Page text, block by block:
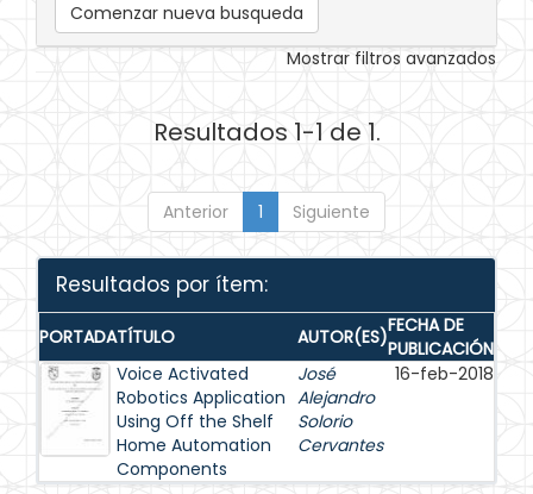
Comenzar nueva busqueda
Mostrar filtros avanzados
Resultados 1-1 de 1.
Anterior 1 Siguiente
Resultados por ítem:
PORTADATÍTULO AUTOR(ES)FECHA DE
PUBLICACIÓN
Voice Activated
Robotics Application
Using Off the Shelf
Home Automation
Components
José
Alejandro
Solorio
Cervantes
16-feb-2018